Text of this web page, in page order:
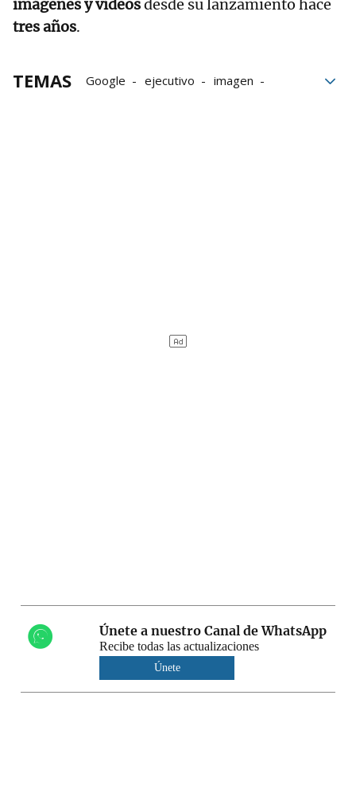
imágenes y vídeosdesde su lanzamiento hace
tres años.
TEMAS Google ejecutivo
imagen
Únete a nuestro Canal de WhatsApp
Recibe todas las actualizaciones
Únete